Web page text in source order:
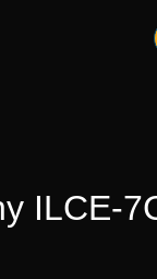
ILCE-